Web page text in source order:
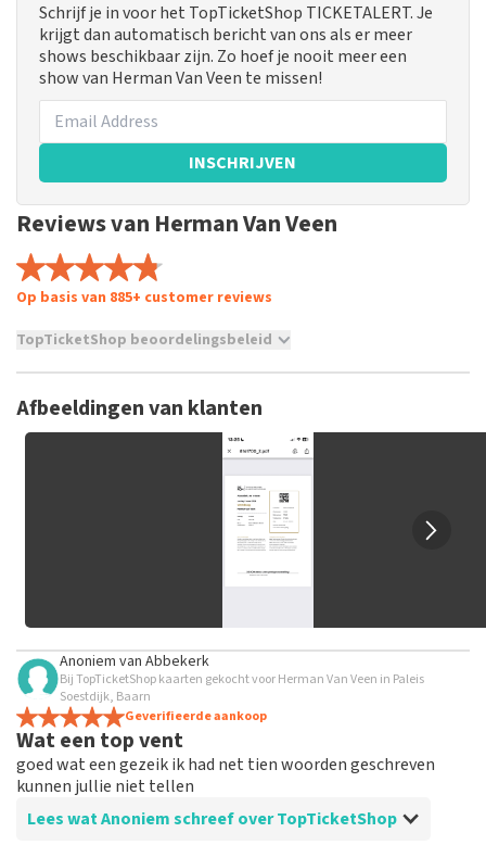
Schrijf je in voor het TopTicketShop TICKETALERT. Je
krijgt dan automatisch bericht van ons als er meer
shows beschikbaar zijn. Zo hoef je nooit meer een
show van Herman Van Veen te missen!
INSCHRIJVEN
Reviews van Herman Van Veen
Op basis van 885+ customer reviews
TopTicketShop beoordelingsbeleid
niet mogelijk om een review achter te laten als je geen
tickets hebt aangeschaft bij TopTicketShop. Reviews met
grof taalgebruik en/of onwaarheden worden niet geplaatst.
Afbeeldingen van klanten
Anoniem van Abbekerk
Bij TopTicketShop kaarten gekocht voor Herman Van Veen in Paleis
Soestdijk, Baarn
Geverifieerde aankoop
Wat een top vent
goed wat een gezeik ik had net tien woorden geschreven
kunnen jullie niet tellen
Lees wat Anoniem schreef over TopTicketShop